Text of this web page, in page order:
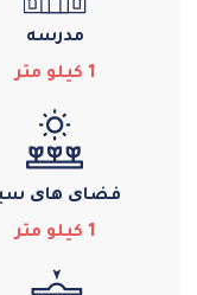
مدرسه
1 كيلو متر
فضای های
1 كيلو متر